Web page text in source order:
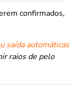
confirmados,
saída automáticas
raios de pelo